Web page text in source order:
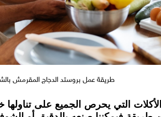
طريقة عمل بروستد الدجاج المقرمش
التي يحرص الجميع على